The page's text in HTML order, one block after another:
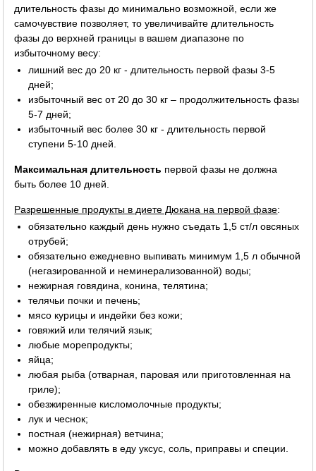
длительность фазы до минимально возможной, если же
самочувствие позволяет, то увеличивайте длительность
фазы до верхней границы в вашем диапазоне по
избыточному весу:
лишний вес до 20 кг - длительность первой фазы 3-5
дней;
избыточный вес от 20 до 30 кг – продолжительность фазы
5-7 дней;
избыточный вес более 30 кг - длительность первой
ступени 5-10 дней.
Максимальная длительность первой фазы не должна
быть более 10 дней.
Разрешенные продукты в диете Дюкана на первой фазе:
обязательно каждый день нужно съедать 1,5 ст/л овсяных
отрубей;
обязательно ежедневно выпивать минимум 1,5 л обычной
(негазированной и неминерализованной) воды;
нежирная говядина, конина, телятина;
телячьи почки и печень;
мясо курицы и индейки без кожи;
говяжий или телячий язык;
любые морепродукты;
яйца;
любая рыба (отварная, паровая или приготовленная на
гриле);
обезжиренные кисломолочные продукты;
лук и чеснок;
постная (нежирная) ветчина;
можно добавлять в еду уксус, соль, приправы и специи.